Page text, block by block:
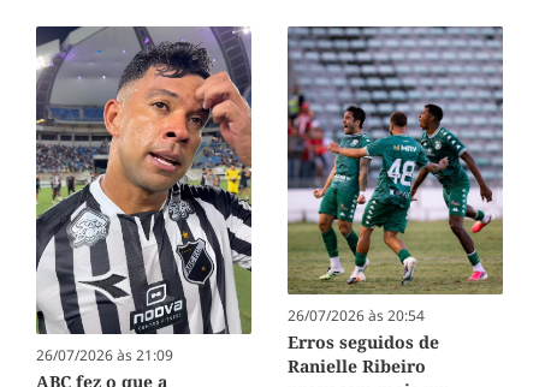
26/07/2026 às 21:09
ABC fez o que a
26/07/2026 às 20:54
Erros seguidos de
Ranielle Ribeiro